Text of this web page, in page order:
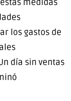
medidas
los gastos de
día sin ventas